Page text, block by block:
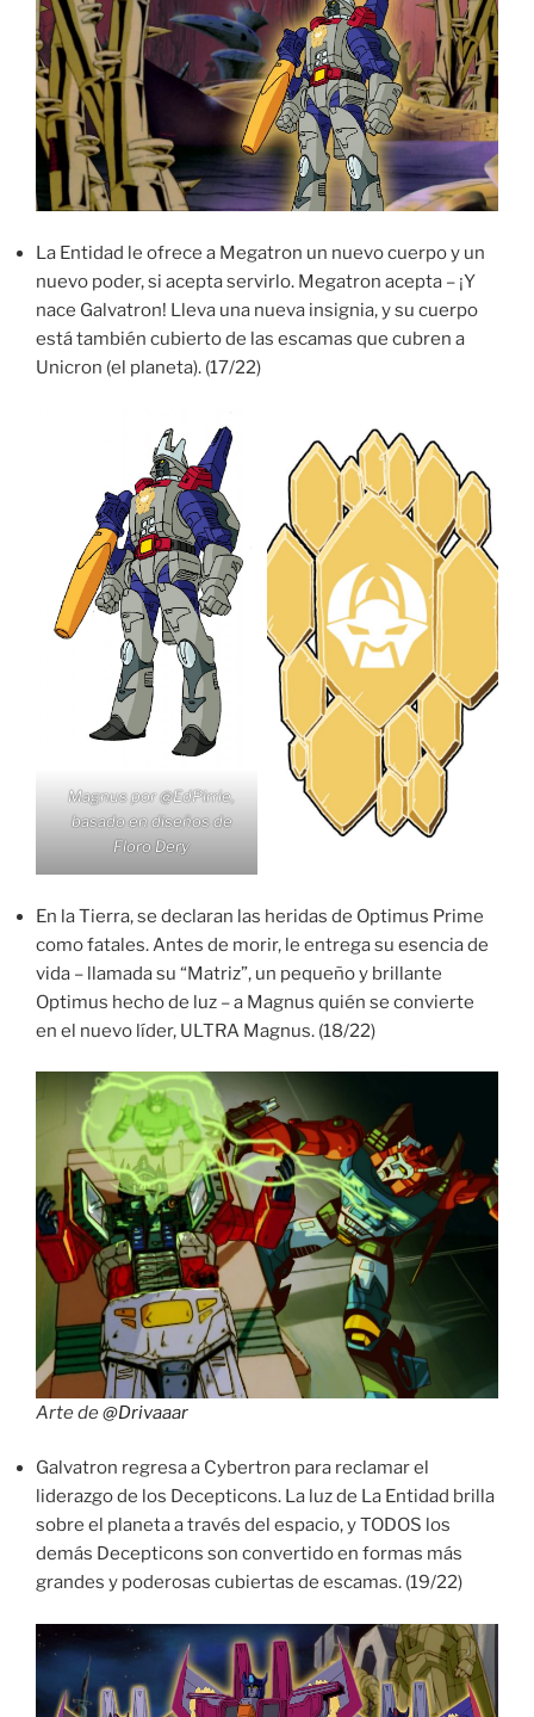
La Entidad le ofrece a Megatron un nuevo cuerpo y un
nuevo poder, si acepta servirlo. Megatron acepta – ¡Y
nace Galvatron! Lleva una nueva insignia, y su cuerpo
está también cubierto de las escamas que cubren a
Unicron (el planeta). (17/22)
Magnus por@EdPirrie,
basado en diseños de
Floro Dery
En la Tierra, se declaran las heridas de Optimus Prime
como fatales. Antes de morir, le entrega su esencia de
vida – llamada su “Matriz”, un pequeño y brillante
Optimus hecho de luz – a Magnus quién se convierte
en el nuevo líder, ULTRA Magnus. (18/22)
Arte de@Drivaaar
Galvatron regresa a Cybertron para reclamar el
liderazgo de los Decepticons. La luz de La Entidad brilla
sobre el planeta a través del espacio, y TODOS los
demás Decepticons son convertido en formas más
grandes y poderosas cubiertas de escamas. (19/22)